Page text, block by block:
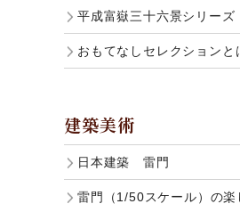
平成富嶽三十六景シリーズ
おもてなしセレクションと
建築美術
日本建築 雷門
雷門（1/50スケール）の楽